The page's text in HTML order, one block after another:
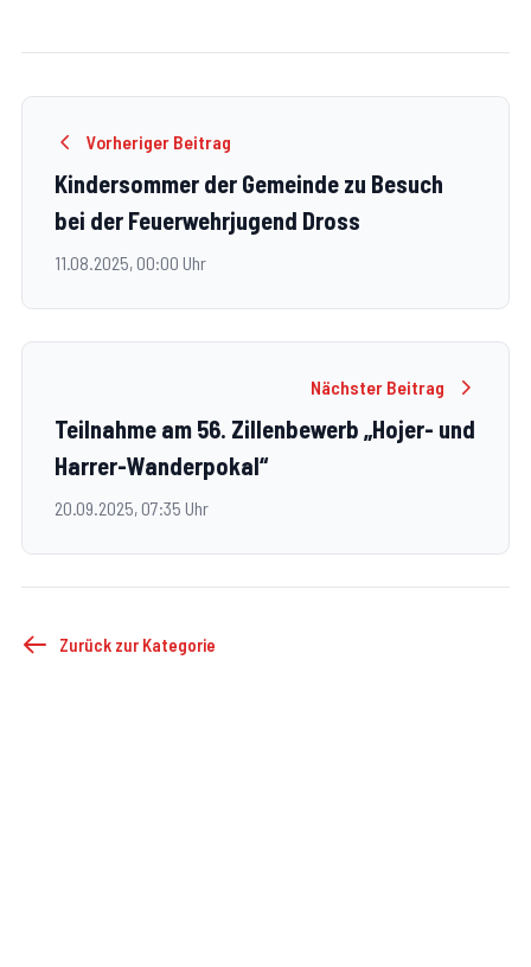
Vorheriger Beitrag
Kindersommer der Gemeinde zu Besuch
bei der Feuerwehrjugend Dross
11.08.2025, 00:00 Uhr
Nächster Beitrag
Teilnahme am 56. Zillenbewerb „Hojer- und
Harrer-Wanderpokal“
20.09.2025, 07:35 Uhr
Zurück zur Kategorie